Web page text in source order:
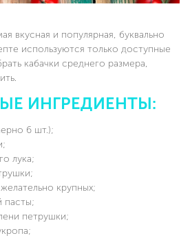
вкусная и популярная, буквально
используются только доступные
кабачки среднего размера,
ИНГРЕДИЕНТЫ:
6 шт.);
лука;
крупных;
пасты;
петрушки;